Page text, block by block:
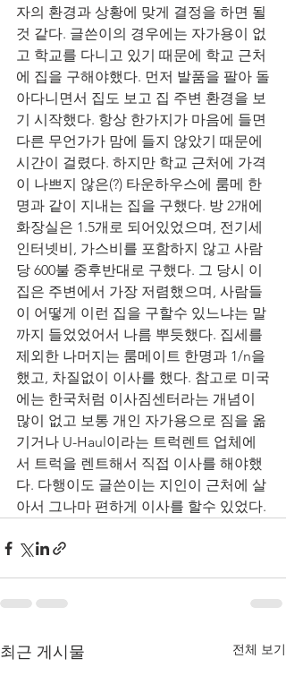
자의 환경과 상황에 맞게 결정을 하면 될
것 같다. 글쓴이의 경우에는 자가용이 없
고 학교를 다니고 있기 때문에 학교 근처
에 집을 구해야했다. 먼저 발품을 팔아 돌
아다니면서 집도 보고 집 주변 환경을 보
기 시작했다. 항상 한가지가 마음에 들면
다른 무언가가 맘에 들지 않았기 때문에
시간이 걸렸다. 하지만 학교 근처에 가격
이 나쁘지 않은(?) 타운하우스에 룸메 한
명과 같이 지내는 집을 구했다. 방 2개에
화장실은 1.5개로 되어있었으며, 전기세
인터넷비, 가스비를 포함하지 않고 사람
당 600불 중후반대로 구했다. 그 당시 이
집은 주변에서 가장 저렴했으며, 사람들
이 어떻게 이런 집을 구할수 있느냐는 말
까지 들었었어서 나름 뿌듯했다. 집세를
제외한 나머지는 룸메이트 한명과 1/n을
했고, 차질없이 이사를 했다. 참고로 미국
에는 한국처럼 이사짐센터라는 개념이
많이 없고 보통 개인 자가용으로 짐을 옮
기거나 U-Haul이라는 트럭렌트 업체에
서 트럭을 렌트해서 직접 이사를 해야했
다. 다행이도 글쓴이는 지인이 근처에 살
아서 그나마 편하게 이사를 할수 있었다.
최근 게시물 전체 보기